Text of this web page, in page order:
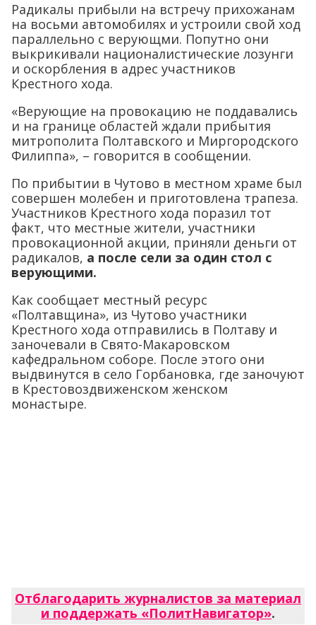
Радикалы прибыли на встречу прихожанам
на восьми автомобилях и устроили свой ход
параллельно с верующми. Попутно они
выкрикивали националистические лозунги
и оскорбления в адрес участников
Крестного хода.
«Верующие на провокацию не поддавались
и на границе областей ждали прибытия
митрополита Полтавского и Миргородского
Филиппа», – говорится в сообщении.
По прибытии в Чутово в местном храме был
совершен молебен и приготовлена трапеза.
Участников Крестного хода поразил тот
факт, что местные жители, участники
провокационной акции, приняли деньги от
радикалов, а после сели за один стол с
верующими.
Как сообщает местный ресурс
«Полтавщина», из Чутово участники
Крестного хода отправились в Полтаву и
заночевали в Свято-Макаровском
кафедральном соборе. После этого они
выдвинутся в село Горбановка, где заночуют
в Крестовоздвиженском женском
монастыре.
Отблагодарить журналистов за материал
и поддержать «ПолитНавигатор».